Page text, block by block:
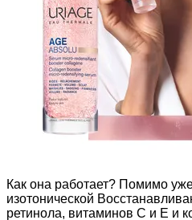
Как она работает? Помимо
изотонической
ретинола, витаминов С и Е и